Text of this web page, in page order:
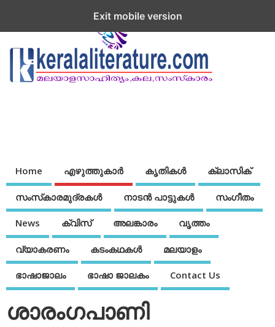
Home എഴുത്തുകാര്‍ കൃതികൾ ക്ലാസിക്
സംസ്‌കാരമുദ്രകള്‍ നാടന്‍ പാട്ടുകള്‍ സംഗീതം
News ക്വിസ് അലങ്കാരം വൃത്തം
വ്യാകരണം കടംകഥകള്‍ മലയാളം
ഭാഷാജാലം ഭാഷാ ജാലകം Contact Us
ശാരംഗപാണി
Exit mobile version